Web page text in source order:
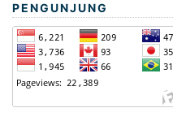
PENGUNJUNG